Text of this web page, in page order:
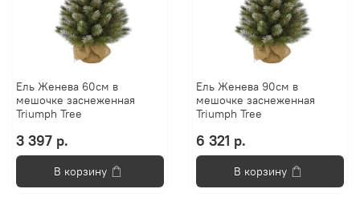
Ель Женева 60см в
мешочке заснеженная
Triumph Tree
3 397 р.
В корзину
Ель Женева 90см в
мешочке заснеженная
Triumph Tree
6 321 р.
В корзину